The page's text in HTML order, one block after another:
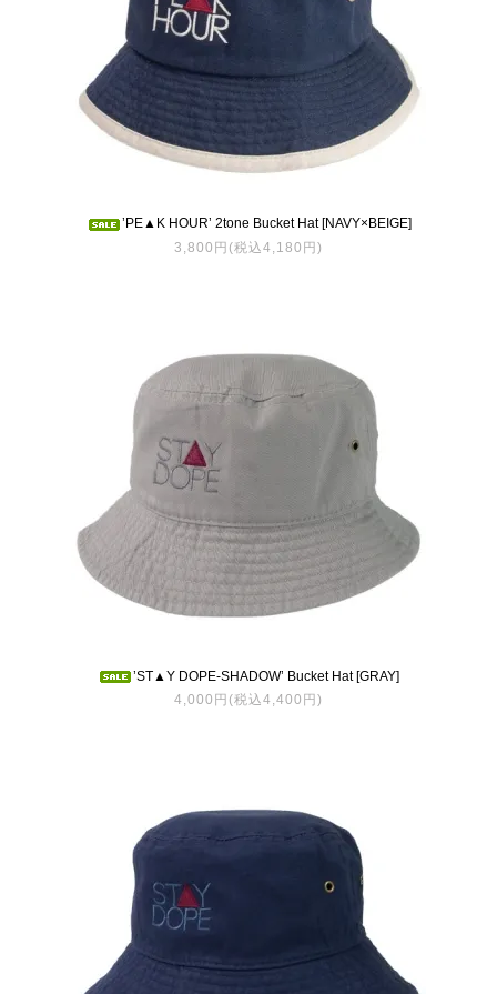
’PE▲K HOUR’ 2tone Bucket Hat [NAVY×BEIGE]
3,800円(税込4,180円)
’ST▲Y DOPE-SHADOW’ Bucket Hat [GRAY]
4,000円(税込4,400円)